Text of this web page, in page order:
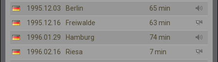
1995.12.03
Berlin
65 min
1995.12.16
Freiwalde
63 min
1996.01.29
Hamburg
74 min
1996.02.16
Riesa 7 min